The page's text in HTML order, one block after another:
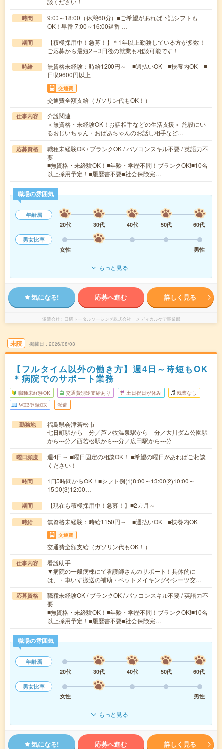
談ください！
時間
9:00～18:00（休憩60分）■ご希望があれば下記シフトも
OK！早番 7:00～16:00遅番 …
期間
【積極採用中！急募！】＊1年以上勤務している方が多数！
ご応募から最短2～3日後の就業も相談可能です！
時給
無資格未経験：時給1200円～ ■週払いOK ■扶養内OK ■
日収9600円以上
交通費
交通費全額支給（ガソリン代もOK！）
仕事内容
介護関連
＜無資格・未経験OK！お話相手などの生活支援＞ 施設にい
るおじいちゃん・おばあちゃんのお話し相手など…
応募資格
職種未経験OK / ブランクOK / パソコンスキル不要 / 英語力不
要
■無資格・未経験OK！■年齢・学歴不問！ブランクOK!■10名
以上採用予定！■履歴書不要■社会保険完…
職場の雰囲気
年齢層
20代
30代 40代 50代
60代
男女比率
女性
男性
もっと見る
気になる! 応募へ進む 詳しく見る
派遣会社 日研トータルソーシング株式会社 メディカルケア事業部
未読 掲載日 2026/08/03
【フルタイム以外の働き方】週4日～時短もOK
＊病院でのサポート業務
職種未経験OK 交通費別途支給あり 土日祝日が休み 残業なし
WEB登録OK 派遣
勤務地
福島県会津若松市
七日町駅から---分／芦ノ牧温泉駅から---分／大川ダム公園駅
から---分／西若松駅から---分／広田駅から---分
曜日頻度
週4日～ ■曜日固定の相談OK！ ■希望の曜日があればご相談
ください！
時間
1日5時間からOK！■シフト例(1)8:00～13:00(2)10:00～
15:00(3)12:00…
期間 【現在も積極採用中！急募！】■2カ月～
時給 無資格未経験：時給1150円～ ■週払いOK ■扶養内OK
交通費
交通費全額支給（ガソリン代もOK！）
仕事内容
看護助手
▼病院の一般病棟にて看護師さんのサポート！具体的に
は、・車いす搬送の補助・ベットメイキングやシーツ交…
応募資格
職種未経験OK / ブランクOK / パソコンスキル不要 / 英語力不
要
■無資格・未経験OK！■年齢・学歴不問！ブランクOK!■10名
以上採用予定！■履歴書不要■社会保険完…
職場の雰囲気
年齢層
20代
30代 40代 50代
60代
男女比率
女性
男性
もっと見る
気になる! 応募へ進む 詳しく見る